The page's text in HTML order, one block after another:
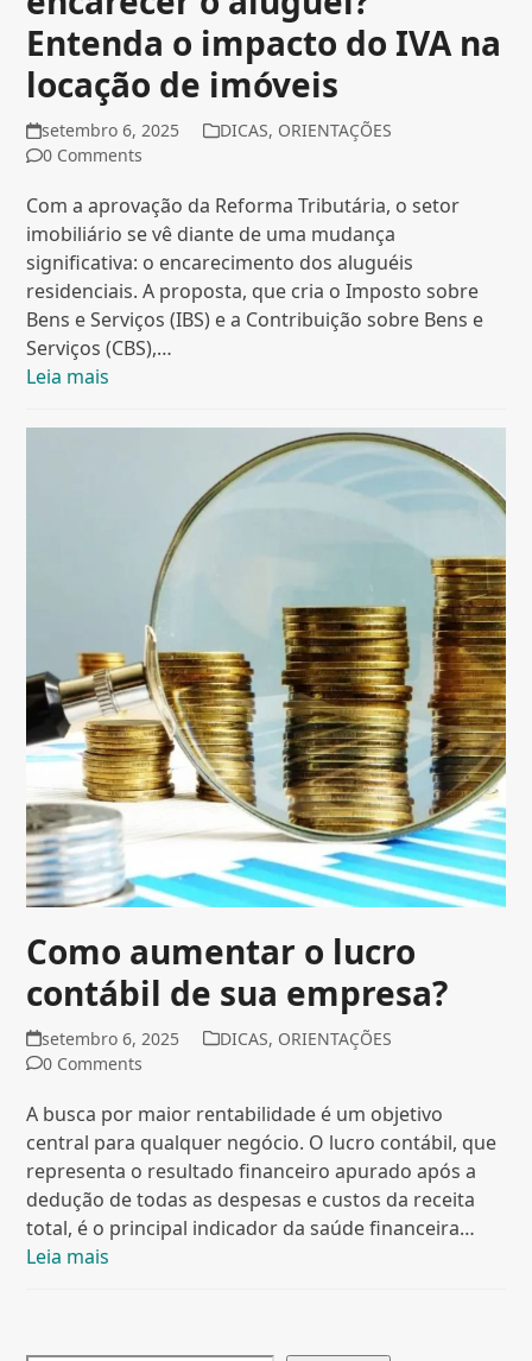
Entenda o impacto do IVA na
locação de imóveis
setembro 6, 2025 DICAS, ORIENTAÇÕES
0 Comments
Com a aprovação da Reforma Tributária, o setor
imobiliário se vê diante de uma mudança
significativa: o encarecimento dos aluguéis
residenciais. A proposta, que cria o Imposto sobre
Bens e Serviços (IBS) e a Contribuição sobre Bens e
Serviços (CBS),…
Leia mais
Como aumentar o lucro
contábil de sua empresa?
setembro 6, 2025 DICAS, ORIENTAÇÕES
0 Comments
A busca por maior rentabilidade é um objetivo
central para qualquer negócio. O lucro contábil, que
representa o resultado financeiro apurado após a
dedução de todas as despesas e custos da receita
total, é o principal indicador da saúde financeira…
Leia mais